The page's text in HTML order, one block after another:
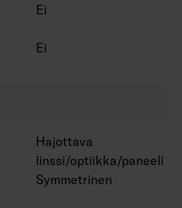
Ei
Ei
Hajottava
linssi/optiikka/paneeli
Symmetrinen